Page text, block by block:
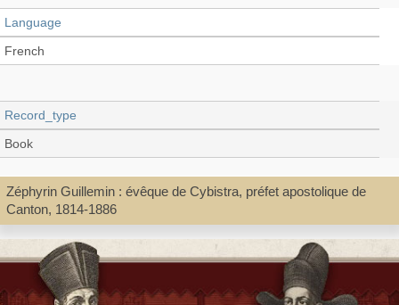
Language
French
Record_type
Book
Series
Les étrangers en Chine au XIXe siècle
Shelf
Zéphyrin Guillemin : évêque de Cybistra, préfet apostolique de
Canton, 1814-1886